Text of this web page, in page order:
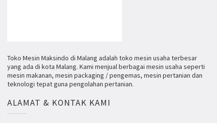
Toko Mesin Maksindo di Malang adalah toko mesin usaha terbesar
yang ada di kota Malang. Kami menjual berbagai mesin usaha seperti
mesin makanan, mesin packaging / pengemas, mesin pertanian dan
teknologi tepat guna pengolahan pertanian.
ALAMAT & KONTAK KAMI